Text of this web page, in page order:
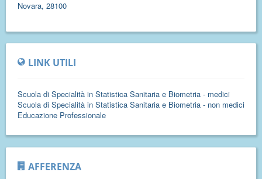
Novara, 28100
LINK UTILI
Scuola di Specialità in Statistica Sanitaria e Biometria - medici
Scuola di Specialità in Statistica Sanitaria e Biometria - non medici
Educazione Professionale
AFFERENZA